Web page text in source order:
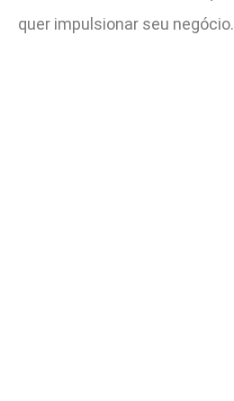
quer impulsionar seu negócio.